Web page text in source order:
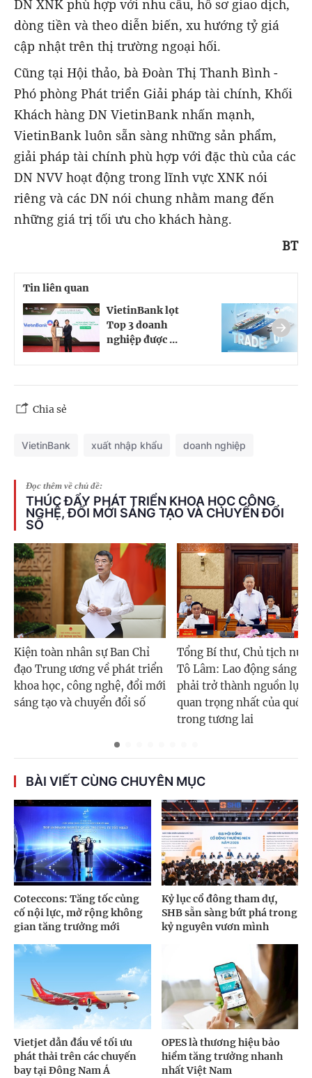
DN XNK phù hợp với nhu cầu, hồ sơ giao dịch,
dòng tiền và theo diễn biến, xu hướng tỷ giá
cập nhật trên thị trường ngoại hối.
Cũng tại Hội thảo, bà Đoàn Thị Thanh Bình -
Phó phòng Phát triển Giải pháp tài chính, Khối
Khách hàng DN VietinBank nhấn mạnh,
VietinBank luôn sẵn sàng những sản phẩm,
giải pháp tài chính phù hợp với đặc thù của các
DN NVV hoạt động trong lĩnh vực XNK nói
riêng và các DN nói chung nhằm mang đến
những giá trị tối ưu cho khách hàng.
BT
Tin liên quan
VietinBank lọt
Top 3 doanh
nghiệp được ...
Chia sẻ
VietinBank xuất nhập khẩu doanh nghiệp
Đọc thêm về chủ đề:
THÚC ĐẨY PHÁT TRIỂN KHOA HỌC CÔNG
NGHỆ, ĐỔI MỚI SÁNG TẠO VÀ CHUYỂN ĐỔI
SỐ
Kiện toàn nhân sự Ban Chỉ
đạo Trung ương về phát triển
khoa học, công nghệ, đổi mới
sáng tạo và chuyển đổi số
Tổng Bí thư, Chủ tịch
Tô Lâm: Lao động sáng
phải trở thành nguồn lực
quan trọng nhất của quốc
trong tương lai
BÀI VIẾT CÙNG CHUYÊN MỤC
Coteccons: Tăng tốc củng
cố nội lực, mở rộng không
gian tăng trưởng mới
Kỷ lục cổ đông tham dự,
SHB sẵn sàng bứt phá trong
kỷ nguyên vươn mình
Vietjet dẫn đầu về tối ưu
phát thải trên các chuyến
bay tại Đông Nam Á
OPES là thương hiệu bảo
hiểm tăng trưởng nhanh
nhất Việt Nam